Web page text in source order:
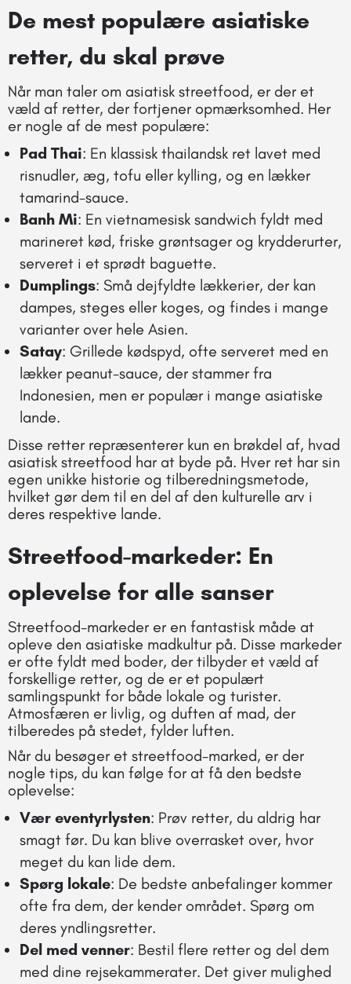
De mest populære asiatiske
retter, du skal prøve
Når man taler om asiatisk streetfood, er der et
væld af retter, der fortjener opmærksomhed. Her
er nogle af de mest populære:
Pad Thai: En klassisk thailandsk ret lavet med
risnudler, æg, tofu eller kylling, og en lækker
tamarind-sauce.
Banh Mi: En vietnamesisk sandwich fyldt med
marineret kød, friske grøntsager og krydderurter,
serveret i et sprødt baguette.
Dumplings: Små dejfyldte lækkerier, der kan
dampes, steges eller koges, og findes i mange
varianter over hele Asien.
Satay: Grillede kødspyd, ofte serveret med en
lækker peanut-sauce, der stammer fra
Indonesien, men er populær i mange asiatiske
lande.
Disse retter repræsenterer kun en brøkdel af, hvad
asiatisk streetfood har at byde på. Hver ret har sin
egen unikke historie og tilberedningsmetode,
hvilket gør dem til en del af den kulturelle arv i
deres respektive lande.
Streetfood-markeder: En
oplevelse for alle sanser
Streetfood-markeder er en fantastisk måde at
opleve den asiatiske madkultur på. Disse markeder
er ofte fyldt med boder, der tilbyder et væld af
forskellige retter, og de er et populært
samlingspunkt for både lokale og turister.
Atmosfæren er livlig, og duften af mad, der
tilberedes på stedet, fylder luften.
Når du besøger et streetfood-marked, er der
nogle tips, du kan følge for at få den bedste
oplevelse:
Vær eventyrlysten: Prøv retter, du aldrig har
smagt før. Du kan blive overrasket over, hvor
meget du kan lide dem.
Spørg lokale: De bedste anbefalinger kommer
ofte fra dem, der kender området. Spørg om
deres yndlingsretter.
Del med venner: Bestil flere retter og del dem
med dine rejsekammerater. Det giver mulighed